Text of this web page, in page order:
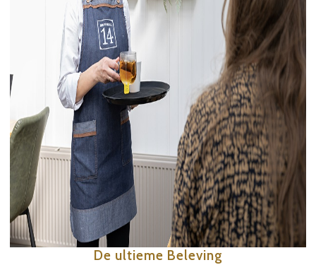
De ultieme Beleving